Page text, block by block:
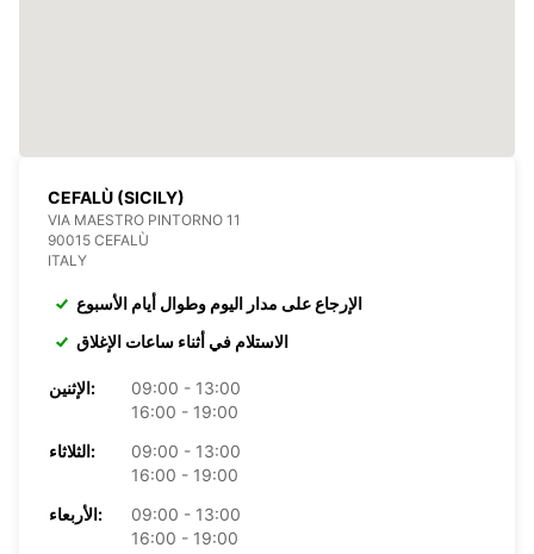
CEFALÙ (SICILY)
VIA MAESTRO PINTORNO 11
90015 CEFALÙ
ITALY
الإرجاع على مدار اليوم وطوال أيام الأسبوع
الاستلام في أثناء ساعات الإغلاق
الإثنين:
09:00 - 13:00
16:00 - 19:00
الثلاثاء:
09:00 - 13:00
16:00 - 19:00
الأربعاء:
09:00 - 13:00
16:00 - 19:00